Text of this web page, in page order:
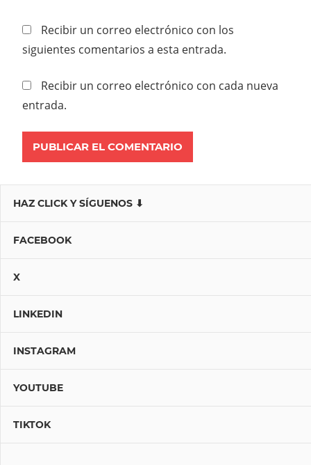
Recibir un correo electrónico con los
siguientes comentarios a esta entrada.
Recibir un correo electrónico con cada nueva
entrada.
HAZ CLICK Y SÍGUENOS ⬇
FACEBOOK
X
LINKEDIN
INSTAGRAM
YOUTUBE
TIKTOK